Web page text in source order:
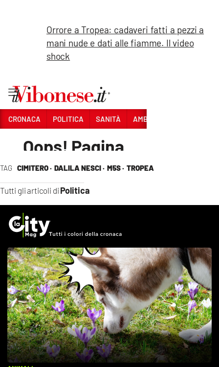
TAG CIMITERO · DALILA NESCI · M5S · TROPEA
Tutti gli articoli di Politica
Orrore a Tropea: cadaveri fatti a pezzi a
mani nude e dati alle fiamme. Il video
shock